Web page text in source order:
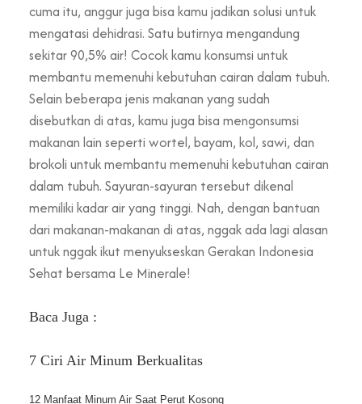
cuma itu, anggur juga bisa kamu jadikan solusi untuk
mengatasi dehidrasi. Satu butirnya mengandung
sekitar 90,5% air! Cocok kamu konsumsi untuk
membantu memenuhi kebutuhan cairan dalam tubuh.
Selain beberapa jenis makanan yang sudah
disebutkan di atas, kamu juga bisa mengonsumsi
makanan lain seperti wortel, bayam, kol, sawi, dan
brokoli untuk membantu memenuhi kebutuhan cairan
dalam tubuh. Sayuran-sayuran tersebut dikenal
memiliki kadar air yang tinggi. Nah, dengan bantuan
dari makanan-makanan di atas, nggak ada lagi alasan
untuk nggak ikut menyukseskan Gerakan Indonesia
Sehat bersama Le Minerale!
Baca Juga :
7 Ciri Air Minum Berkualitas
12 Manfaat Minum Air Saat Perut Kosong